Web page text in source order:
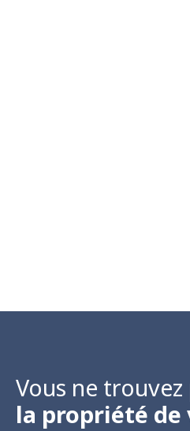
Vous ne trouvez
la propriété de